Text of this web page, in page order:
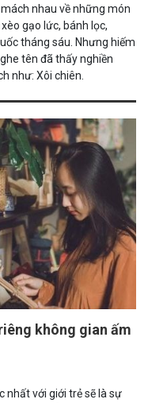
nhau về những món
gạo lức, bánh lọc,
tháng sáu. Nhưng hiếm
tên đã thấy nghiền
như: Xôi chiên.
không gian ấm
nhất với giới trẻ sẽ là sự